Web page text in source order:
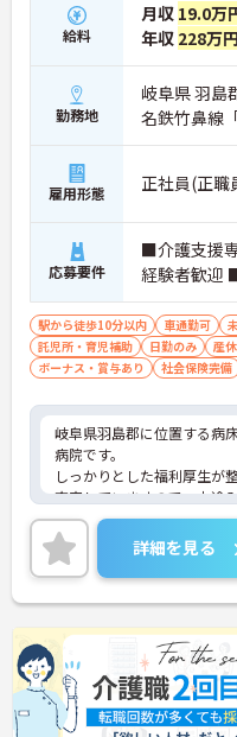
給料
月収 19.0万
年収 228万
勤務地
岐阜県 羽島
名鉄竹鼻線
雇用形態 正社員(正職
応募要件
■介護支援
経験者歓迎
駅から徒歩10分以内 車通勤可
託児所・育児補助
日勤のみ
産
ボーナス・賞与あり
社会保険完備
岐阜県羽島郡に位置する病
病院です。
しっかりとした福利厚生が
充実していますので、中途
じた研修がありますので、
仕事に慣れていただけます！
ご興味のある方は是非ご応
詳細を見る